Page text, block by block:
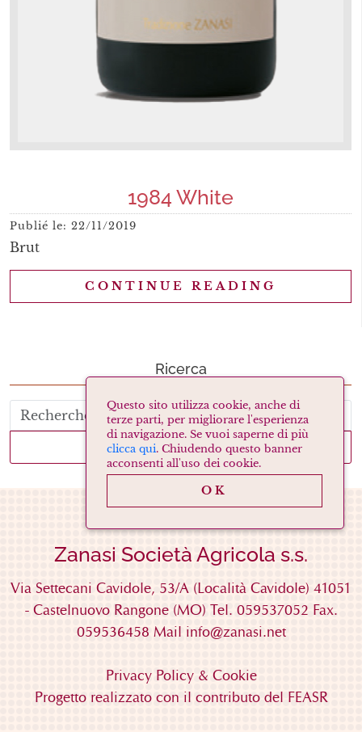
1984 White
Publié le: 22/11/2019
Brut
CONTINUE READING
Ricerca
RECHERCHE
Zanasi Società Agricola s.s.
Via Settecani Cavidole, 53/A (Località Cavidole) 41051
- Castelnuovo Rangone(MO) Tel. 059537052 Fax.
059536458 Mail info@zanasi.net
Privacy Policy & Cookie
Progetto realizzato con il contributo del FEASR
Questo sito utilizza cookie, anche di
terze parti, per migliorare l'esperienza
di navigazione. Se vuoi saperne di più
clicca qui. Chiudendo questo banner
acconsenti all'uso dei cookie.
OK